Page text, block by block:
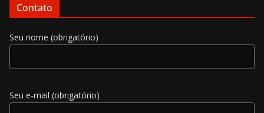
Contato
Seu nome (obrigatório)
Seu e-mail (obrigatório)